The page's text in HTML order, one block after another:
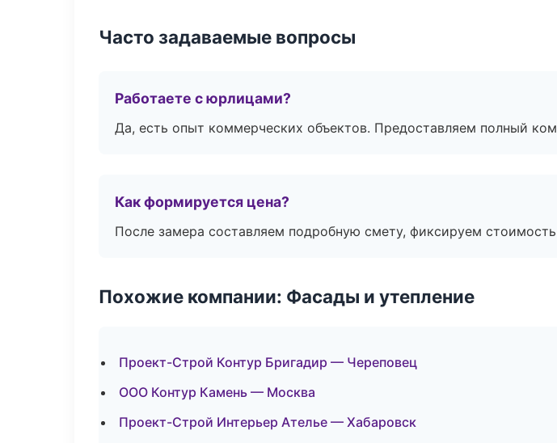
Часто задаваемые вопросы
Работаете с юрлицами?
Да, есть опыт коммерческих объектов. Предоставляем полный
Как формируется цена?
После замера составляем подробную смету, фиксируем
Похожие компании: Фасады и утепление
Проект-Строй Контур Бригадир — Череповец
ООО Контур Камень — Москва
Проект-Строй Интерьер Ателье — Хабаровск